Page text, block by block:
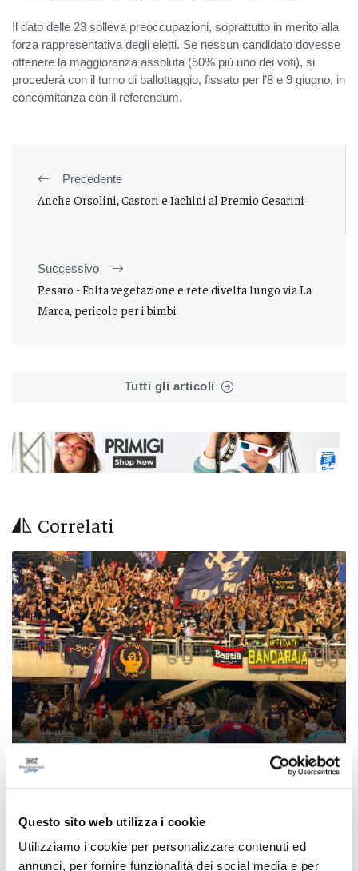
Questo sito web utilizza i cookie
Utilizziamo i cookie per personalizzare contenuti ed
annunci, per fornire funzionalità dei social media e per
Il dato delle 23 solleva preoccupazioni, soprattutto in merito alla
forza rappresentativa degli eletti. Se nessun candidato dovesse
ottenere la maggioranza assoluta (50% più uno dei voti), si
procederà con il turno di ballottaggio, fissato per l’8 e 9 giugno, in
concomitanza con il referendum.
Precedente
Anche Orsolini, Castori e Iachini al Premio Cesarini
Successivo
Pesaro - Folta vegetazione e rete divelta lungo via La
Marca, pericolo per i bimbi
Tutti gli articoli
Correlati
per il derby tra Pescara e Samb: decide il
Comitato sicurezza
di Pierluigi Dorotei